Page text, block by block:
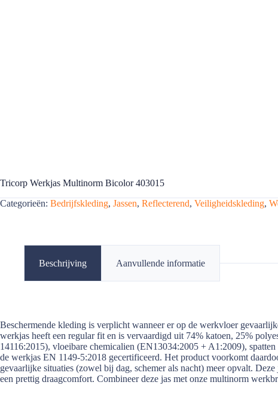
Tricorp Werkjas Multinorm Bicolor 403015
Categorieën: Bedrijfskleding, Jassen, Reflecterend, Veiligheidskleding,
Beschrijving Aanvullende informatie
Beschermende kleding is verplicht wanneer er op de werkvloer
werkjas heeft een regular fit en is vervaardigd uit 74% katoen, 25%
14116:2015), vloeibare chemicalien (EN13034:2005 + A1:2009),
de werkjas EN 1149-5:2018 gecertificeerd. Het product voorkomt
gevaarlijke situaties (zowel bij dag, schemer als nacht) meer opvalt.
een prettig draagcomfort. Combineer deze jas met onze multinorm